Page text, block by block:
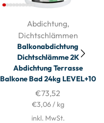
Abdichtung,
Dichtschlämmen
Balkonabdichtung
Dichtschlämme 2K
Abdichtung Terrasse
Balkone Bad 24kg LEVEL+10
€73,52
€3,06/ kg
inkl. MwSt.